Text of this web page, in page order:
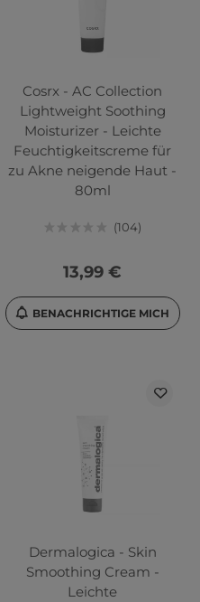
Cosrx - AC Collection
Lightweight Soothing
Moisturizer - Leichte
Feuchtigkeitscreme für
zu Akne neigende Haut -
80ml
104
13,99 €
BENACHRICHTIGE MICH
Dermalogica - Skin
Smoothing Cream -
Leichte